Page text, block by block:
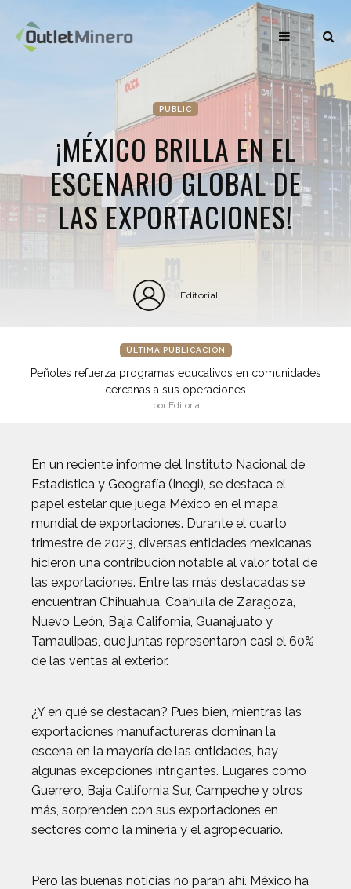
PUBLIC
¡MÉXICO BRILLA EN EL
ESCENARIO GLOBAL DE
LAS EXPORTACIONES!
Editorial
ÚLTIMA PUBLICACIÓN
Peñoles refuerza programas educativos en comunidades
cercanas a sus operaciones
por Editorial
En un reciente informe del Instituto Nacional de
Estadística y Geografía (Inegi), se destaca el
papel estelar que juega México en el mapa
mundial de exportaciones. Durante el cuarto
trimestre de 2023, diversas entidades mexicanas
hicieron una contribución notable al valor total de
las exportaciones. Entre las más destacadas se
encuentran Chihuahua, Coahuila de Zaragoza,
Nuevo León, Baja California, Guanajuato y
Tamaulipas, que juntas representaron casi el 60%
de las ventas al exterior.
¿Y en qué se destacan? Pues bien, mientras las
exportaciones manufactureras dominan la
escena en la mayoría de las entidades, hay
algunas excepciones intrigantes. Lugares como
Guerrero, Baja California Sur, Campeche y otros
más, sorprenden con sus exportaciones en
sectores como la minería y el agropecuario.
Pero las buenas noticias no paran ahí. México ha